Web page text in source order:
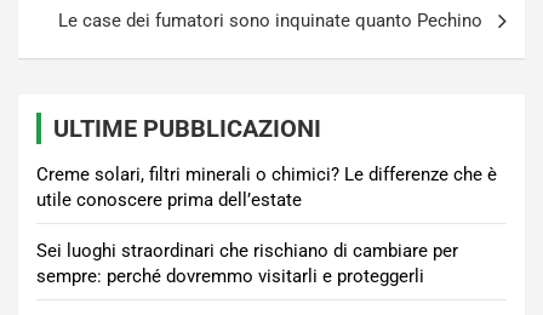
Le case dei fumatori sono inquinate quanto Pechino
ULTIME PUBBLICAZIONI
Creme solari, filtri minerali o chimici? Le differenze che è
utile conoscere prima dell’estate
Sei luoghi straordinari che rischiano di cambiare per
sempre: perché dovremmo visitarli e proteggerli